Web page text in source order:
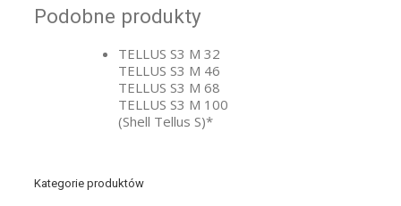
Podobne produkty
TELLUS S3 M 32
TELLUS S3 M 46
TELLUS S3 M 68
TELLUS S3 M 100
(Shell Tellus S)*
Kategorie produktów